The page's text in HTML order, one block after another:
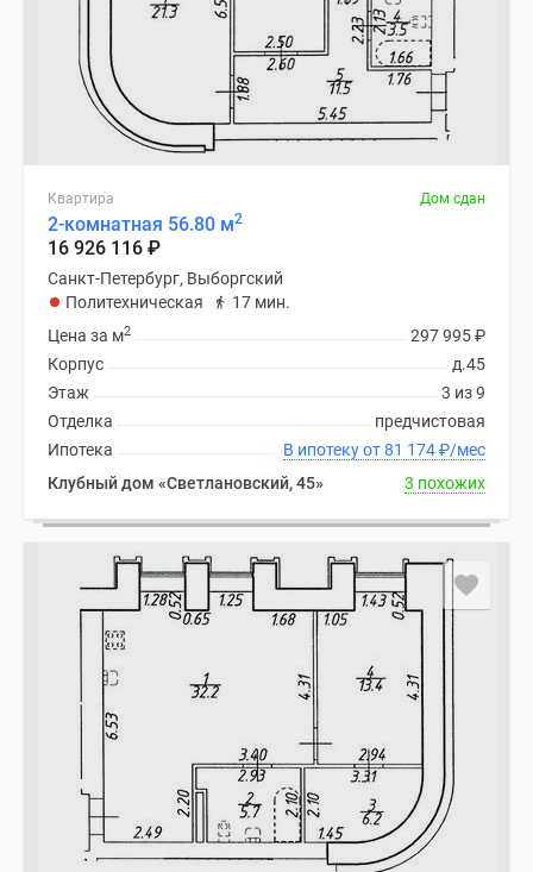
Квартира Дом сдан
2-комнатная 56.80 м2
16 926 116 ₽
Санкт-Петербург, Выборгский
Политехническая
17 мин.
297 995₽
Цена за м2
д.45
Корпус
3 из 9
Этаж
предчистовая
Отделка
В ипотеку от 81 174₽/мес
Ипотека
Клубный дом «Светлановский, 45»
3 похожих